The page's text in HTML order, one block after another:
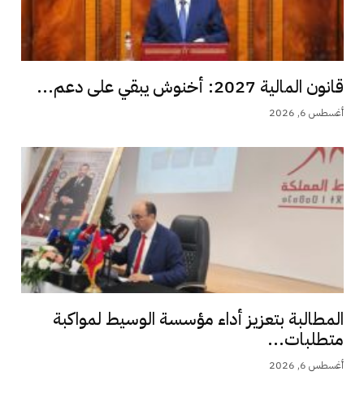
قانون المالية 2027: أخنوش يبقي على دعم...
أغسطس 6, 2026
المطالبة بتعزيز أداء مؤسسة الوسيط لمواكبة
متطلبات...
أغسطس 6, 2026